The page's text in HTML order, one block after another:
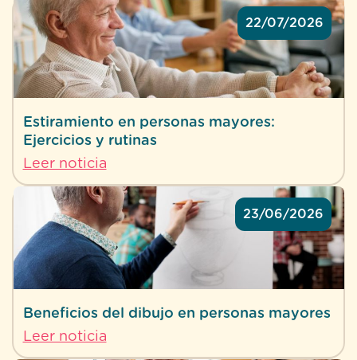
22/07/2026
Estiramiento en personas mayores:
Ejercicios y rutinas
Leer noticia
23/06/2026
Beneficios del dibujo en personas mayores
Leer noticia